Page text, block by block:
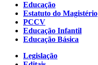
Educação
Estatuto do Magistério
PCCV
Educação Infantil
Educação Básica
Legislação